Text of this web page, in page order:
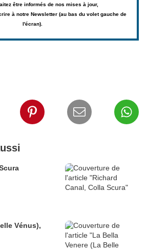
être informés de nos mises à jour,
à notre Newsletter (au bas du volet gauche de
l'écran).
Vénus),